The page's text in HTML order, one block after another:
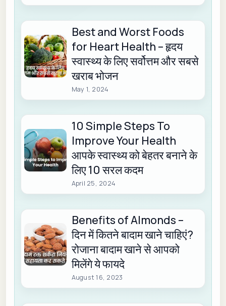
Best and Worst Foods
for Heart Health – हृदय
स्वास्थ्य के लिए सर्वोत्तम और सबसे
खराब भोजन
May 1, 2024
10 Simple Steps To
Improve Your Health
आपके स्वास्थ्य को बेहतर बनाने के
लिए 10 सरल कदम
April 25, 2024
Benefits of Almonds –
दिन में कितने बादाम खाने चाहिएं?
रोजाना बादाम खाने से आपको
मिलेंगे ये फायदे
August 16, 2023